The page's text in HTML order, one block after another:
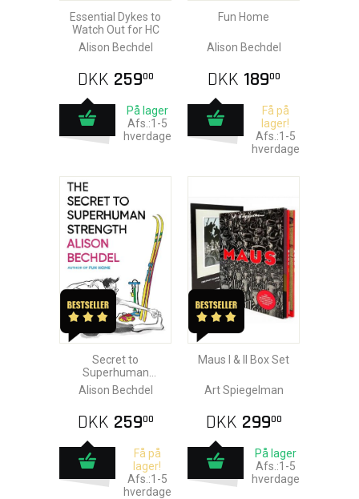
Essential Dykes to
Watch Out for HC
Alison Bechdel
DKK 25900
På lager
Afs.:1-5
hverdage
Fun Home
Alison Bechdel
DKK 18900
Få på
lager!
Afs.:1-5
hverdage
Secret to
Superhuman
Strength
Alison Bechdel
DKK 25900
Få på
lager!
Afs.:1-5
hverdage
Maus I & II Box Set
Art Spiegelman
DKK 29900
På lager
Afs.:1-5
hverdage